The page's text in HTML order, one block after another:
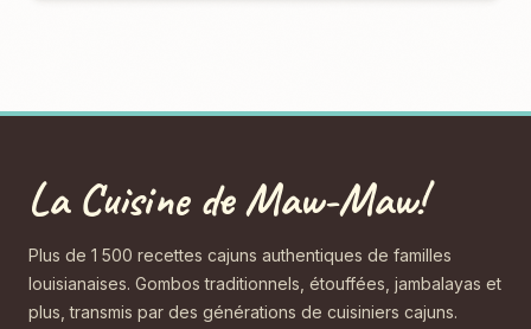
La Cuisine de Maw-Maw!
Plus de 1 500 recettes cajuns authentiques de familles
louisianaises. Gombos traditionnels, étouffées, jambalayas et
plus, transmis par des générations de cuisiniers cajuns.